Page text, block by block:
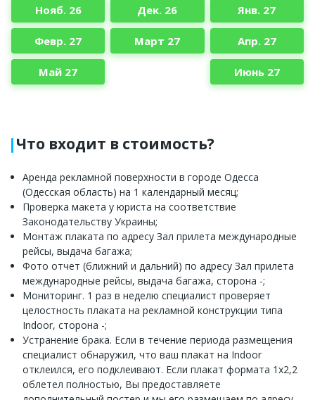
Нояб. 26 Дек. 26 Янв. 27
Февр. 27 Март 27 Апр. 27
Май 27 Июнь 27
Что входит в стоимость?
Аренда рекламной поверхности в городе Одесса
(Одесская область) на 1 календарный месяц;
Проверка макета у юриста на соответствие
Законодательству Украины;
Монтаж плаката по адресу Зал прилета международные
рейсы, выдача багажа;
Фото отчет (ближний и дальний) по адресу Зал прилета
международные рейсы, выдача багажа, сторона -;
Мониторинг. 1 раз в неделю специалист проверяет
целостность плаката на рекламной конструкции типа
Indoor, сторона -;
Устранение брака. Если в течение периода размещения
специалист обнаружил, что ваш плакат на Indoor
отклеился, его подклеивают. Если плакат формата 1х2,2
облетел полностью, Вы предоставляете